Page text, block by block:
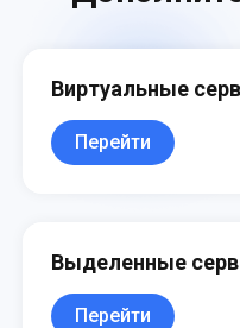
Виртуальные
Перейти
Выделенные
Перейти